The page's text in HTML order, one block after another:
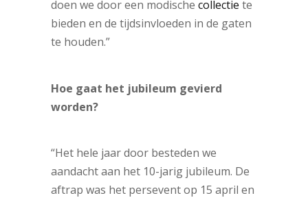
doen we door een modische collectie te
bieden en de tijdsinvloeden in de gaten
te houden.”
Hoe gaat het jubileum gevierd
worden?
“Het hele jaar door besteden we
aandacht aan het 10-jarig jubileum. De
aftrap was het persevent op 15 april en